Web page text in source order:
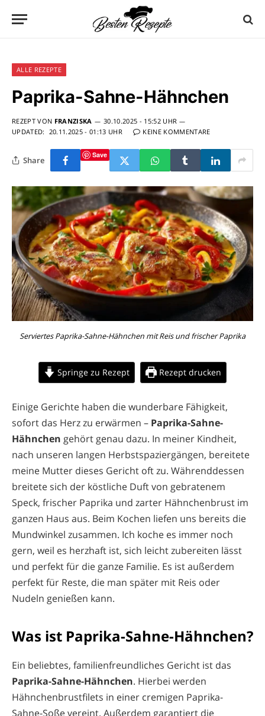
ALLE REZEPTE
Paprika-Sahne-Hähnchen
REZEPT VON FRANZISKA
30.10.2025 - 15:52 UHR
UPDATED: 20.11.2025 - 01:13 UHR KEINE KOMMENTARE
Share Save
Serviertes Paprika-Sahne-Hähnchen mit Reis und frischer Paprika
Springe zu Rezept Rezept drucken
Einige Gerichte haben die wunderbare Fähigkeit,
sofort das Herz zu erwärmen – Paprika-Sahne-
Hähnchen gehört genau dazu. In meiner Kindheit,
nach unseren langen Herbstspaziergängen, bereitete
meine Mutter dieses Gericht oft zu. Währenddessen
breitete sich der köstliche Duft von gebratenem
Speck, frischer Paprika und zarter Hähnchenbrust im
ganzen Haus aus. Beim Kochen liefen uns bereits die
Mundwinkel zusammen. Ich koche es immer noch
gern, weil es herzhaft ist, sich leicht zubereiten lässt
und perfekt für die ganze Familie. Es ist außerdem
perfekt für Reste, die man später mit Reis oder
Nudeln genießen kann.
Was ist Paprika-Sahne-Hähnchen?
Ein beliebtes, familienfreundliches Gericht ist das
Paprika-Sahne-Hähnchen. Hierbei werden
Hähnchenbrustfilets in einer cremigen Paprika-
Sahne-Soße vereint. Außerdem garantiert die